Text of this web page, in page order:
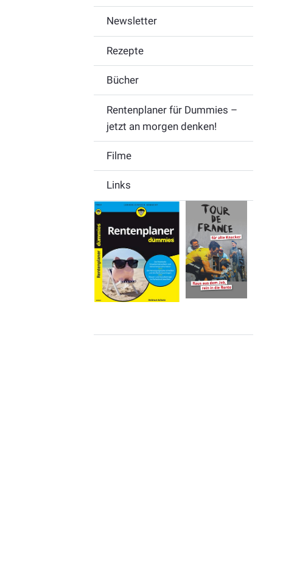
Newsletter
Rezepte
Bücher
Rentenplaner für Dummies –
jetzt an morgen denken!
Filme
Links